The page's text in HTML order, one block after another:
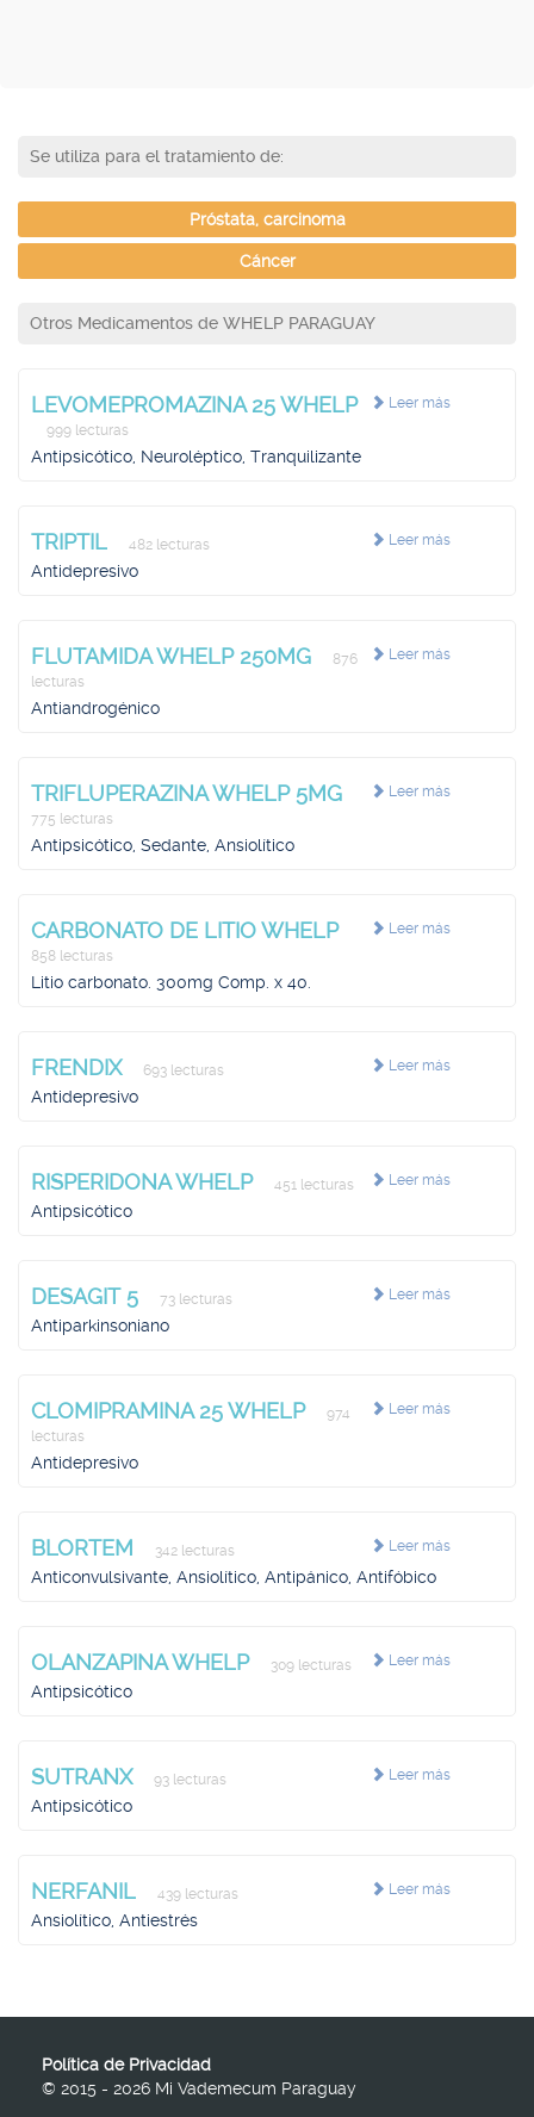
Se utiliza para el tratamiento de:
Próstata, carcinoma
Cáncer
Otros Medicamentos de WHELP PARAGUAY
Leer más
LEVOMEPROMAZINA 25 WHELP
999 lecturas
Antipsicótico, Neuroléptico, Tranquilizante
Leer más
TRIPTIL 482 lecturas
Antidepresivo
Leer más
FLUTAMIDA WHELP 250MG
876
lecturas
Antiandrogénico
Leer más
TRIFLUPERAZINA WHELP 5MG
775 lecturas
Antipsicótico, Sedante, Ansiolítico
Leer más
CARBONATO DE LITIO WHELP
858 lecturas
Litio carbonato. 300mg Comp. x 40.
Leer más
FRENDIX 693 lecturas
Antidepresivo
Leer más
RISPERIDONA WHELP 451 lecturas
Antipsicótico
Leer más
DESAGIT 5 73 lecturas
Antiparkinsoniano
Leer más
CLOMIPRAMINA 25 WHELP
974
lecturas
Antidepresivo
Leer más
BLORTEM 342 lecturas
Anticonvulsivante, Ansiolítico, Antipánico, Antifóbico
Leer más
OLANZAPINA WHELP 309 lecturas
Antipsicótico
Leer más
SUTRANX 93 lecturas
Antipsicótico
Leer más
NERFANIL 439 lecturas
Ansiolítico, Antiestrés
Política de Privacidad
© 2015 - 2026 Mi Vademecum Paraguay